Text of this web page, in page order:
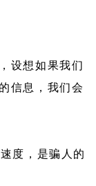
设想如果我们
信息，我们会
度，是骗人的